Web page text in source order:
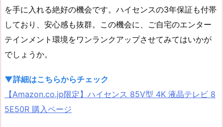
を手に入れる絶好の機会です。ハイセンスの3年保証も付帯
しており、安心感も抜群。この機会に、ご自宅のエンター
テインメント環境をワンランクアップさせてみてはいかが
でしょうか。
▼詳細はこちらからチェック
【Amazon.co.jp限定】ハイセンス 85V型 4K 液晶テレビ 8
5E50R 購入ページ